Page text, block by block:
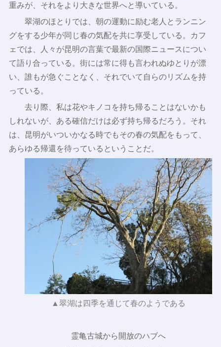
重みが、それをより大きな世界へと導いている。
翠湖のほとりでは、朝の運動に励む老人とランニン
グをする少年が同じ春の気配を共に享受している。カフ
ェでは、人々が昆明の言葉で最新の国際ニュースについ
て語り合っている。街には常に得も言われぬゆとりが漂
い、誰もが急ぐことなく、それでいて自らのリズムを持
っている。
去り際、私は花やキノコを持ち帰ることはないかも
しれないが、ある確信だけは必ず持ち帰るだろう。それ
は、昆明がいついかなる時でもその春の気配をもって、
あらゆる帰還を待っているということだ。
▲翠湖は四季を通じて春のようである
霊亀古城から開放のハブへ